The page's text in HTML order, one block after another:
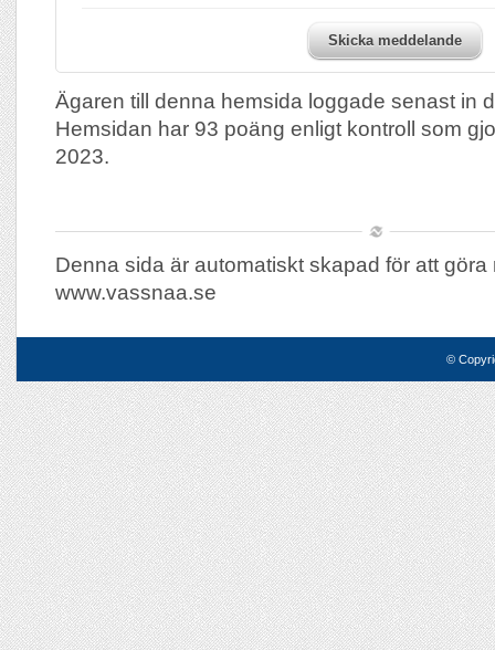
Skicka meddelande
Ägaren till denna hemsida loggade senast in
Hemsidan har 93 poäng enligt kontroll som
2023.
Denna sida är automatiskt skapad för att göra
www.vassnaa.se
©